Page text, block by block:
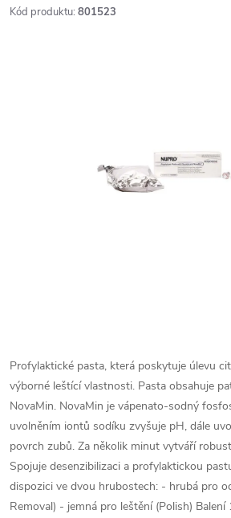
Kód produktu: 801523
Profylaktické pasta, která poskytuje úlevu
výborné leštící vlastnosti. Pasta obsahuje
NovaMin. NovaMin je vápenato-sodný
uvolněním iontů sodíku zvyšuje pH, dále
povrch zubů. Za několik minut vytváří
Spojuje desenzibilizaci a profylaktickou
dispozici ve dvou hrubostech: - hrubá pro
Removal) - jemná pro leštění (Polish) Balení